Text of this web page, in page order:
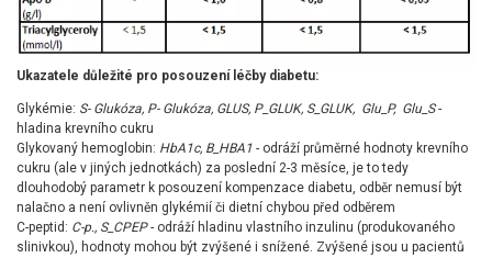
Ukazatele důležité pro posouzení léčby diabetu:
Glykémie: S- Glukóza, P- Glukóza, GLUS, P_GLUK, S_GLUK, Glu_P, Glu_S-
hladina krevního cukru
Glykovaný hemoglobin: HbA1c, B_HBA1 - odráží průměrné hodnoty krevního
cukru (ale v jiných jednotkách) za poslední 2-3 měsíce, je to tedy
dlouhodobý parametr k posouzení kompenzace diabetu, odběr nemusí být
nalačno a není ovlivněn glykémií či dietní chybou před odběrem
C-peptid: C-p., S_CPEP- odráží hladinu vlastního inzulinu (produkovaného
slinivkou), hodnoty mohou být zvýšené i snížené. Zvýšené jsou u pacientů